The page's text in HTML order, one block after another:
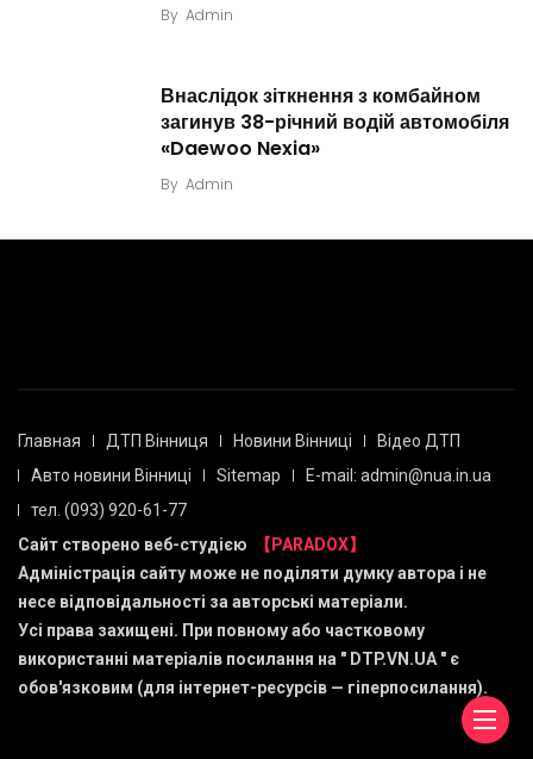
By Admin
Внаслідок зіткнення з комбайном
загинув 38-річний водій автомобіля
«Daewoo Nexia»
By Admin
Главная ДТП Вінниця Новини Вінниці
Відео ДТП
Авто новини Вінниці
Sitemap
E-mail: admin@nua.in.ua
тел. (093) 920-61-77
Сайт створено веб-студією
【PARADOX】
Адміністрація сайту може не поділяти думку автора і не
несе відповідальності за авторські матеріали.
Усі права захищені. При повному або частковому
використанні матеріалів посилання на " DTP.VN.UA " є
обов'язковим (для інтернет-ресурсів — гіперпосилання).